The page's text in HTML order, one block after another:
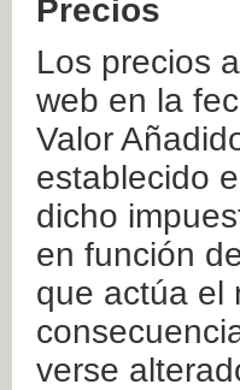
Precios
Los precios
web en la
Valor
establecido
dicho
en función
que actúa el
verse